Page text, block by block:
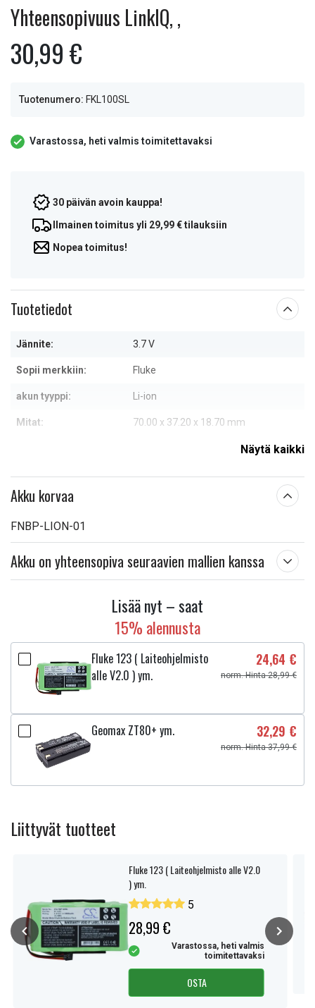
Yhteensopivuus LinkIQ, ,
30,99 €
Tuotenumero: FKL100SL
Varastossa, heti valmis toimitettavaksi
30 päivän avoin kauppa!
Ilmainen toimitus yli 29,99 € tilauksiin
Nopea toimitus!
Tuotetiedot
Jännite: 3.7 V
Sopii merkkiin: Fluke
akun tyyppi: Li-ion
Mitat: 70.00 x 37.20 x 18.70 mm
Näytä kaikki
Akku korvaa
FNBP-LION-01
Akku on yhteensopiva seuraavien mallien kanssa
Lisää nyt – saat
15% alennusta
Fluke 123 ( Laiteohjelmisto
alle V2.0 ) ym.
24,64 €
norm. Hinta 28,99 €
Geomax ZT80+ ym. 32,29 €
norm. Hinta 37,99 €
Liittyvät tuotteet
Fluke 123 ( Laiteohjelmisto alle V2.0
) ym.
5
28,99 €
Varastossa, heti valmis
toimitettavaksi
OSTA